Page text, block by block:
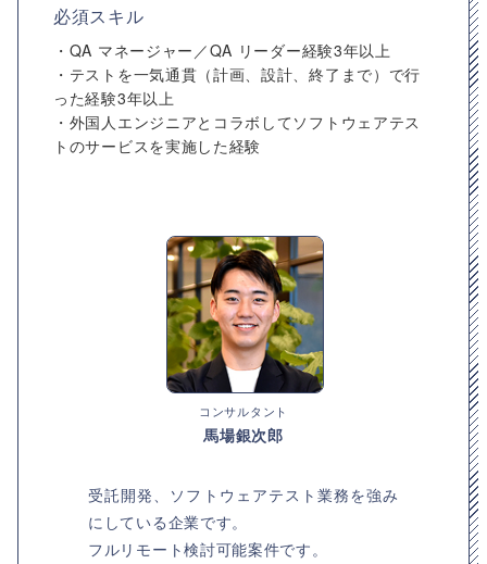
必須スキル
・QA マネージャー／QA リーダー経験3年以上
・テストを一気通貫（計画、設計、終了まで）で行
った経験3年以上
・外国人エンジニアとコラボしてソフトウェアテス
トのサービスを実施した経験
コンサルタント
馬場銀次郎
受託開発、ソフトウェアテスト業務を強み
にしている企業です。
フルリモート検討可能案件です。